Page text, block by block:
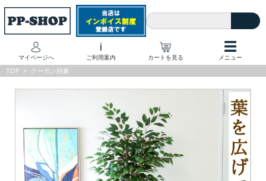
マイページへ
i
ご利用案内 カートを見る
☰
メニュー
TOP > クーポン対象